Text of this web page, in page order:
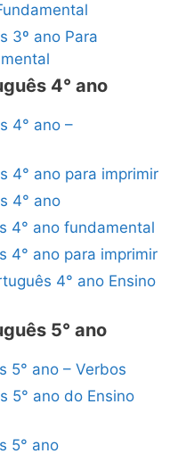
3º ano Para
4° ano
4° ano –
4° ano para imprimir
4° ano
4° ano fundamental
4° ano para imprimir
4° ano Ensino
5° ano
5° ano – Verbos
5° ano do Ensino
5° ano